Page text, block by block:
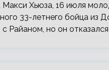
Хьюза, 16 июля
33-летнего бойца из
но он